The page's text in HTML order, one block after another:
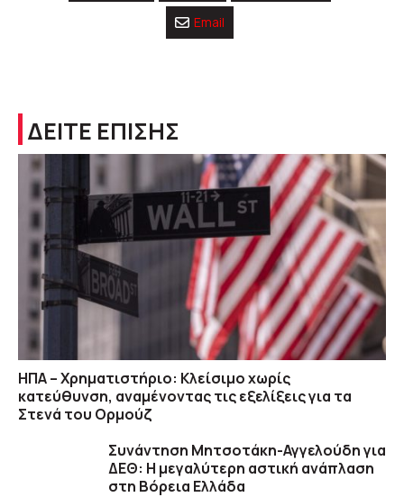
Email
ΔΕΙΤΕ ΕΠΙΣΗΣ
ΗΠΑ – Χρηματιστήριο: Κλείσιμο χωρίς
κατεύθυνση, αναμένοντας τις εξελίξεις για τα
Στενά του Ορμούζ
Συνάντηση Μητσοτάκη-Αγγελούδη για
ΔΕΘ: Η μεγαλύτερη αστική ανάπλαση
στη Βόρεια Ελλάδα